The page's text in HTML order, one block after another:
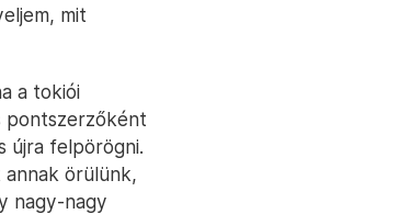
mit
a tokiói
pontszerzőként
újra felpörögni.
örülünk,
nagy-nagy